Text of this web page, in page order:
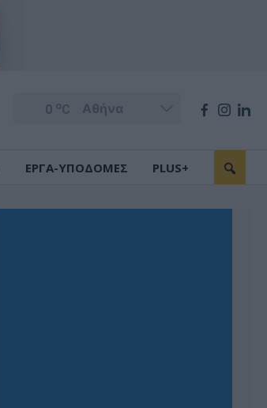
0 oC
ΕΡΓΑ-ΥΠΟΔΟΜΕΣ PLUS+